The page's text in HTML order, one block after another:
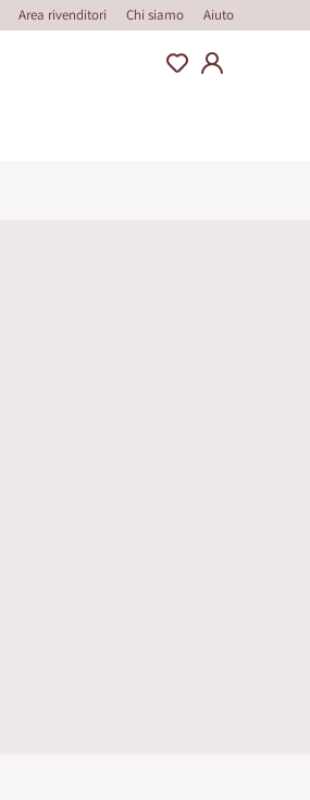
Area rivenditori Chi siamo Aiuto